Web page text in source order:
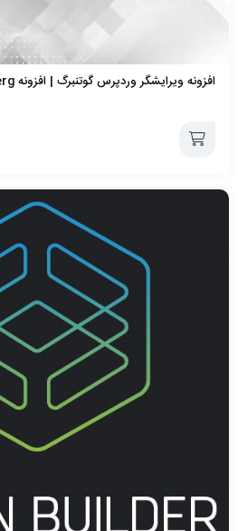
افزونه ویرایشگر وردپرس گوتنبرگ | افزونه Gutenberg